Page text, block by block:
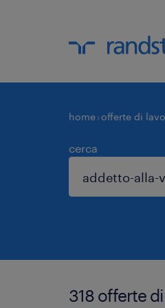
home offerte di
cerca
318 offerte